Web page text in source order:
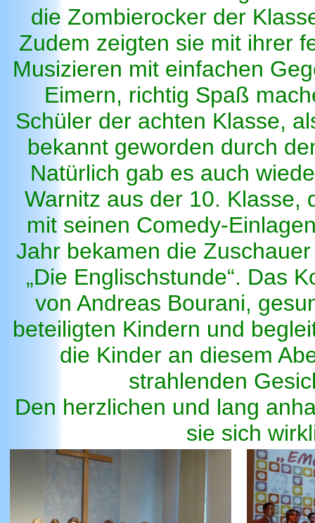
die Zombierocker der
Zudem zeigten sie mit ihrer
Musizieren mit einfachen
Eimern, richtig Spaß
Schüler der achten Klasse,
bekannt geworden durch
Natürlich gab es auch
Warnitz aus der 10. Klasse,
mit seinen Comedy-
Jahr bekamen die
„Die Englischstunde“. Das
von Andreas Bourani,
beteiligten Kindern und
die Kinder an diesem
strahlenden
Den herzlichen und lang
sie sich